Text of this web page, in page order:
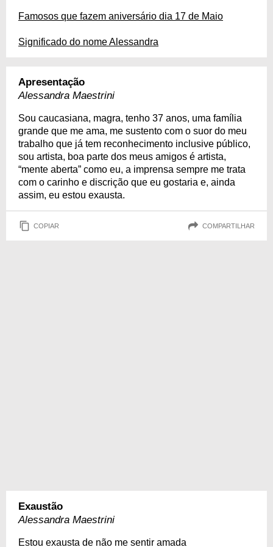
Famosos que fazem aniversário dia 17 de Maio
Significado do nome Alessandra
Apresentação
Alessandra Maestrini
Sou caucasiana, magra, tenho 37 anos, uma família
grande que me ama, me sustento com o suor do meu
trabalho que já tem reconhecimento inclusive público,
sou artista, boa parte dos meus amigos é artista,
“mente aberta” como eu, a imprensa sempre me trata
com o carinho e discrição que eu gostaria e, ainda
assim, eu estou exausta.
COPIAR COMPARTILHAR
Exaustão
Alessandra Maestrini
Estou exausta de não me sentir amada